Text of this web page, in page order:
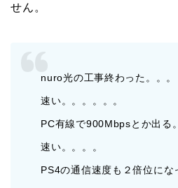
せん。
nuro光の工事終わった。。。
速い。。。。。。
PC有線で900Mbpsとか出る
速い。。。。
PS4の通信速度も２倍位にな